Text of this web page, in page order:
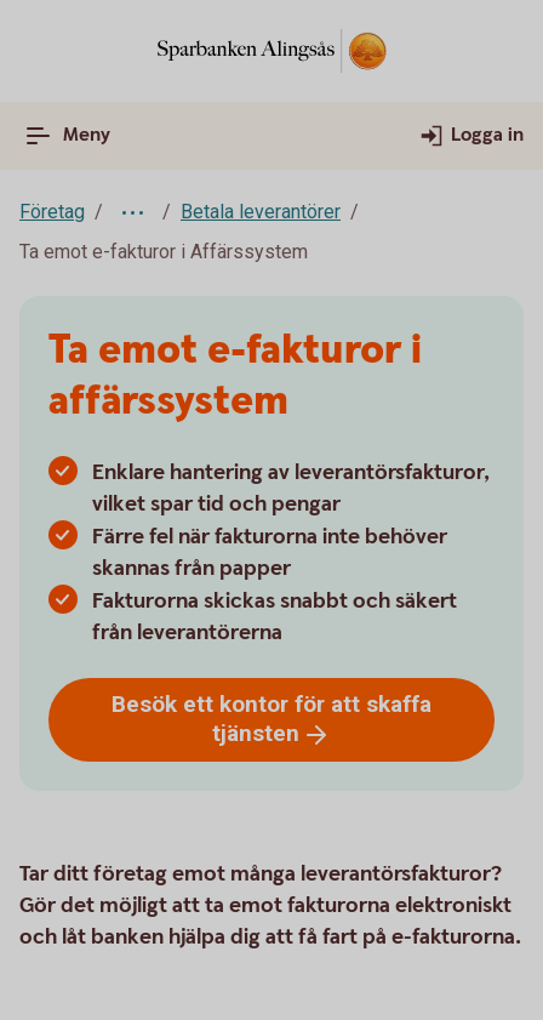
Meny Logga in
Företag
Betala leverantörer
Ta emot e-fakturor i Affärssystem
Ta emot e-fakturor i
affärssystem
Enklare hantering av leverantörsfakturor,
vilket spar tid och pengar
Färre fel när fakturorna inte behöver
skannas från papper
Fakturorna skickas snabbt och säkert
från leverantörerna
Besök ett kontor för att skaffa
tjänsten
Tar ditt företag emot många leverantörsfakturor?
Gör det möjligt att ta emot fakturorna elektroniskt
och låt banken hjälpa dig att få fart på e-fakturorna.